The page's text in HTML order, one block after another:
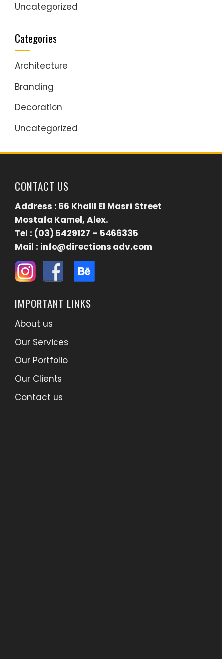
Uncategorized
Categories
Architecture
Branding
Decoration
Uncategorized
CONTACT US
Address : 66 Khalil El Masri Street
Mostafa Kamel, Alex.
Tel : (03) 5429127 – 5466335
Mail : info@directions adv.com
IMPORTANT LINKS
About us
Our Services
Our Portfolio
Our Clients
Contact us